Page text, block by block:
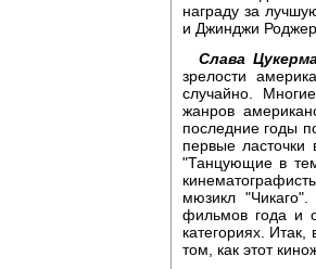
награду за
и Джинджи
Слава
зрелости
случайно.
жанров
последние годы
первые ласточки
"Танцующие в
мюзикл
фильмов года и
категориях.
том, как этот